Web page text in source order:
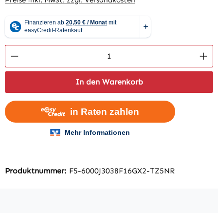
Produkt Anzahl: Gib den gewünschten
In den Warenkorb
Produktnummer: F5-6000J3038F16GX2-TZ5NR